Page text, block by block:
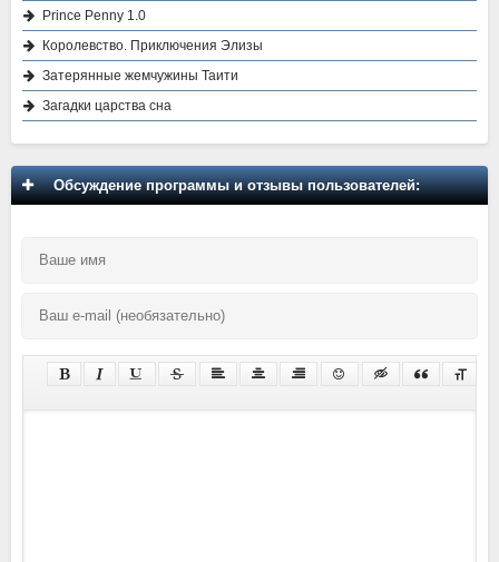
Prince Penny 1.0
Королевство. Приключения Элизы
Затерянные жемчужины Таити
Загадки царства сна
Обсуждение программы и отзывы пользователей: